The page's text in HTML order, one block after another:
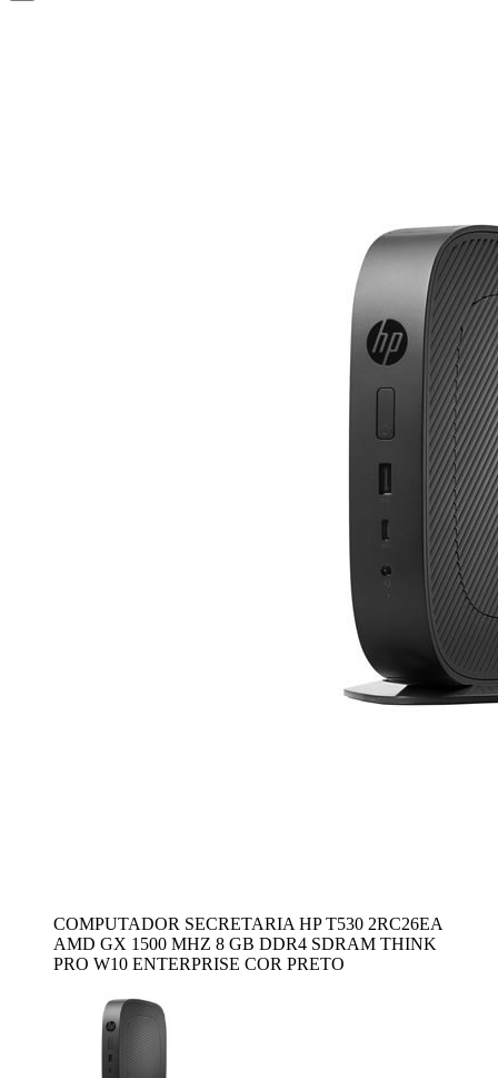
COMPUTADOR SECRETARIA HP T530 2RC26EA
AMD GX 1500 MHZ 8 GB DDR4 SDRAM THINK
PRO W10 ENTERPRISE COR PRETO